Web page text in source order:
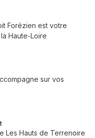
Forézien est votre
Haute-Loire
sur vos
Les Hauts de Terrenoire